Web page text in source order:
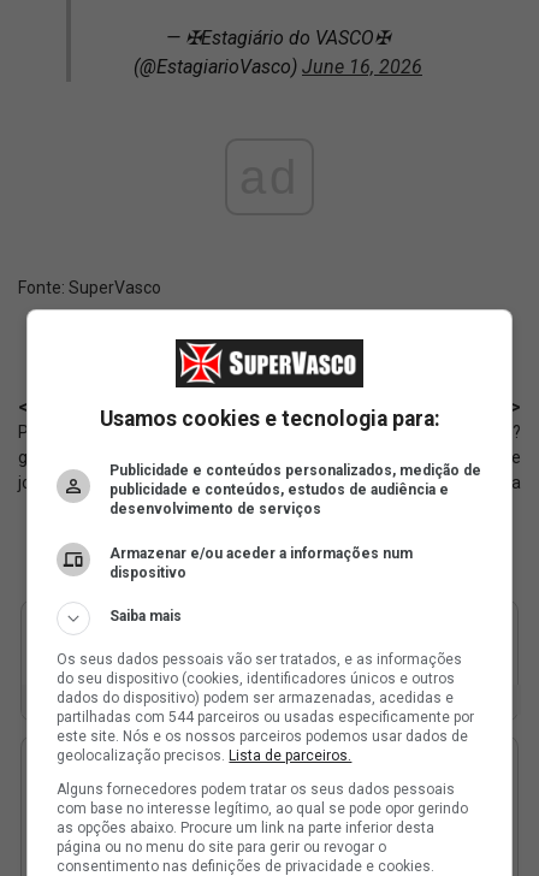
— ✠Estagiário do VASCO✠
(@EstagiarioVasco) June 16, 2026
Fonte: SuperVasco‎‎‎‎‎‎
< Anterior
Pessoas próximas de Sforza
garantem sobre o futuro do
jogador
Próximo >
Renato Gaúcho pediu o retorno?
A avaliação interna sobre
Estrella
Usamos cookies e tecnologia para:
Publicidade e conteúdos personalizados, medição de
publicidade e conteúdos, estudos de audiência e
desenvolvimento de serviços
Armazenar e/ou aceder a informações num
dispositivo
Saiba mais
Os seus dados pessoais vão ser tratados, e as informações
do seu dispositivo (cookies, identificadores únicos e outros
dados do dispositivo) podem ser armazenadas, acedidas e
partilhadas com 544 parceiros ou usadas especificamente por
este site. Nós e os nossos parceiros podemos usar dados de
geolocalização precisos.Lista de parceiros.
Alguns fornecedores podem tratar os seus dados pessoais
com base no interesse legítimo, ao qual se pode opor gerindo
as opções abaixo. Procure um link na parte inferior desta
página ou no menu do site para gerir ou revogar o
consentimento nas definições de privacidade e cookies.